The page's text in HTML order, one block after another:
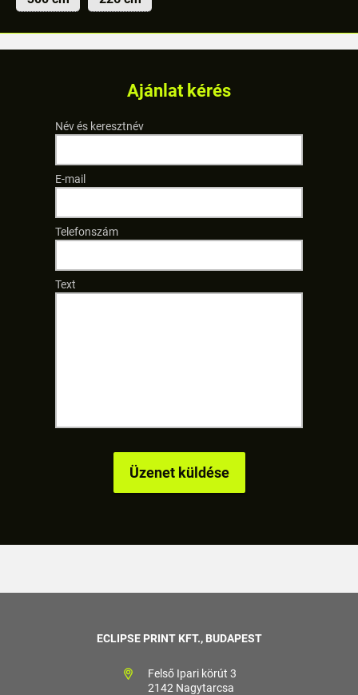
Ajánlat kérés
Név és keresztnév
E-mail
Telefonszám
Text
ECLIPSE PRINT KFT., BUDAPEST
Felső Ipari körút 3
2142 Nagytarcsa